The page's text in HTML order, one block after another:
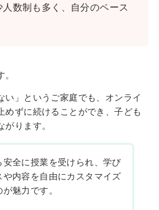
数制も多く、自分のペース
い」というご家庭でも、オンライ
めずに続けることができ、子ども
ります。
安全に授業を受けられ、学び
や内容を自由にカスタマイズ
魅力です。